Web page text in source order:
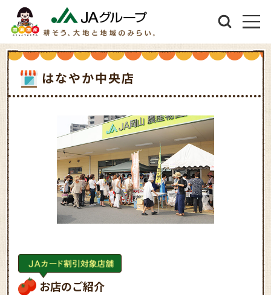
はなやか中央店
お店のご紹介